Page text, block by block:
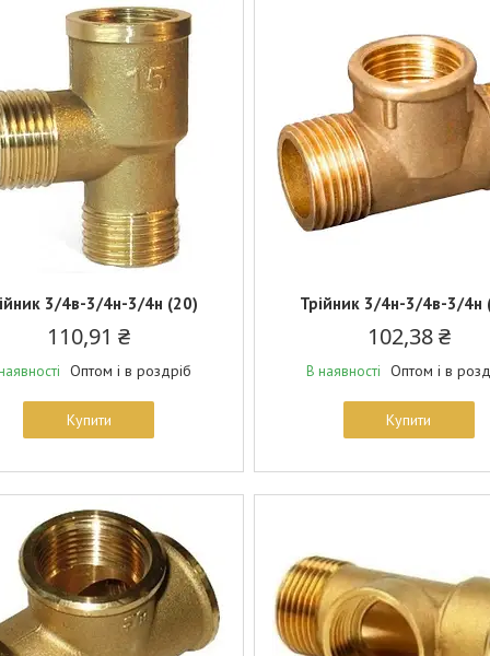
3/4в-3/4н-3/4н (20)
110,91 ₴
Оптом і в роздріб
Купити
Трійник 3/4н-3/4в-3/4н
102,38 ₴
В наявності Оптом і в
Купити